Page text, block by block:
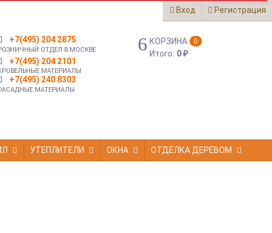
Вход Регистрация
+7(495) 204 2875
ОТДЕЛ В МОСКВЕ
+7(495) 204 2101
МАТЕРИАЛЫ
+7(495) 240 8303
МАТЕРИАЛЫ
КОРЗИНА 0
Итого: 0₽
УТЕПЛИТЕЛИ ОКНА ОТДЕЛКА ДЕРЕВОМ